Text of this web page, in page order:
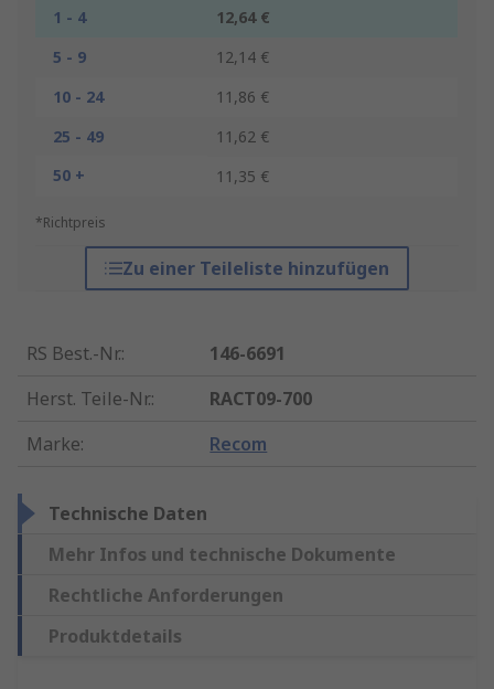
1 - 4
12,64 €
5 - 9
12,14 €
10 - 24
11,86 €
25 - 49
11,62 €
50 +
11,35 €
*Richtpreis
Zu einer Teileliste hinzufügen
RS Best.-Nr.:
146-6691
Herst. Teile-Nr.:
RACT09-700
Marke: Recom
Technische Daten
Mehr Infos und technische Dokumente
Rechtliche Anforderungen
Produktdetails